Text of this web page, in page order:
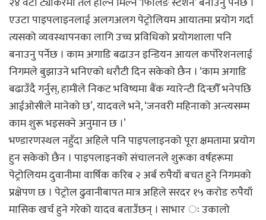
एउटा पाइपलाइनलाई अलगअलग पेट्रोलियम आयातमा प्रयोग गर्दा
त्यसको व्यवस्थापनका लागि उच्च प्रविधिको प्रयोगशाला पनि
बनाउनु पर्नेछ । काम अगाडि बढाउन इन्डियन आयल कर्पोरेशनलाई
निगमले बुझाउने भनिएको धरौटी दिन सकेको छैन । ‘काम अगाडि
बढाउँदै गर्नुस्, हामीले निकट भविष्यमा बैंक ग्यारेन्टी दिन्छौँ भनेपछि
आईओसीले मानेको छ’, यादवले भने, ‘जनवरी महिनाको अन्त्यसम्म
काम शुरू भइसक्ने अनुमान छ ।’
भण्डारणस्थल नहुँदा अहिले पनि पाइपलाइनको पूरा क्षमतामा प्रयोग
हुन सकेको छैन । पाइपलाइनको संचालनले शुरूका वर्षहरूमा
पेट्रोलियम दुवानीमा वार्षिक करिब २ अर्ब रुपैयाँ बचत हुने निगमको
प्रक्षेपण छ । पेट्रोल ढुवानीबापत मात्र अहिले सरदर १५ करोड रुपैयाँ
मासिक खर्च हुने गरेको यादव बताउँछन् । साभार ः उकालो